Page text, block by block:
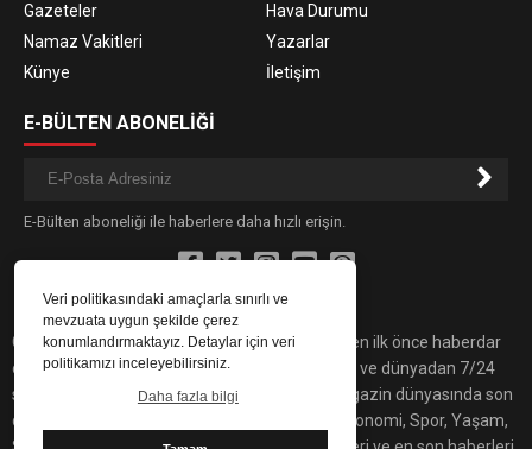
Veri politikasındaki amaçlarla sınırlı ve
mevzuata uygun şekilde çerez
konumlandırmaktayız. Detaylar için veri
politikamızı inceleyebilirsiniz.
Daha fazla bilgi
Gazeteler
Hava Durumu
Namaz Vakitleri
Yazarlar
Künye
İletişim
E-BÜLTEN ABONELİĞİ
E-Bülten aboneliği ile haberlere daha hızlı erişin.
Gündemdeki son dakika haber ve gelişmelerden ilk önce haberdar
olmak için İnterntyapı'yı takip edin! Türkiye’den ve dünyadan 7/24
son dakika haberleri bulabilirsiniz. Yaşam, magazin dünyasında son
dakika haberleri, Sitemiz'de Siyaset, Sağlık, Ekonomi, Spor, Yaşam,